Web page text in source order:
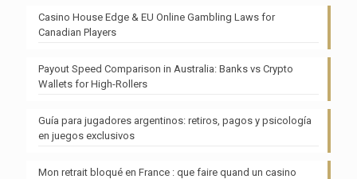
Casino House Edge & EU Online Gambling Laws for
Canadian Players
Payout Speed Comparison in Australia: Banks vs Crypto
Wallets for High-Rollers
Guía para jugadores argentinos: retiros, pagos y psicología
en juegos exclusivos
Mon retrait bloqué en France : que faire quand un casino